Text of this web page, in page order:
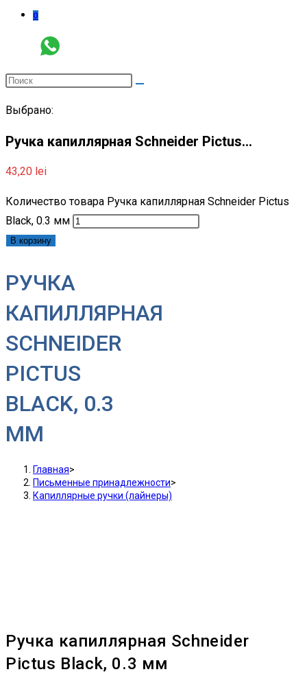
0
Выбрано:
Ручка капиллярная Schneider Pictus…
43,20 lei
Количество товара Ручка капиллярная Schneider Pictus
Black, 0.3 мм
В корзину
РУЧКА
КАПИЛЛЯРНАЯ
SCHNEIDER
PICTUS
BLACK, 0.3
ММ
Главная>
Письменные принадлежности>
Капиллярные ручки (лайнеры)
Ручка капиллярная Schneider
Pictus Black, 0.3 мм